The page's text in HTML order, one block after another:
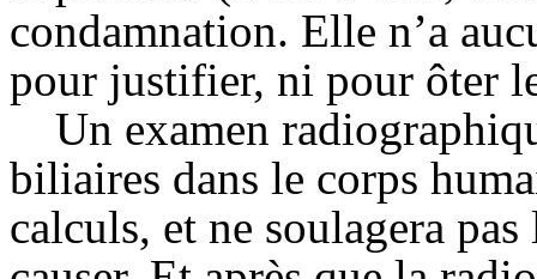
condamnation. Elle n’a
pour justifier, ni pour ôter
Un examen
biliaires dans le corps
calculs, et ne soulagera